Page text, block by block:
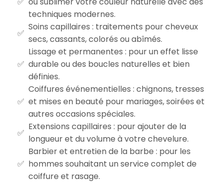
techniques modernes.
Soins capillaires : traitements pour cheveux
secs, cassants, colorés ou abîmés.
Lissage et permanentes : pour un effet lisse
durable ou des boucles naturelles et bien
définies.
Coiffures événementielles : chignons, tresses
et mises en beauté pour mariages, soirées et
autres occasions spéciales.
Extensions capillaires : pour ajouter de la
longueur et du volume à votre chevelure.
Barbier et entretien de la barbe : pour les
hommes souhaitant un service complet de
coiffure et rasage.